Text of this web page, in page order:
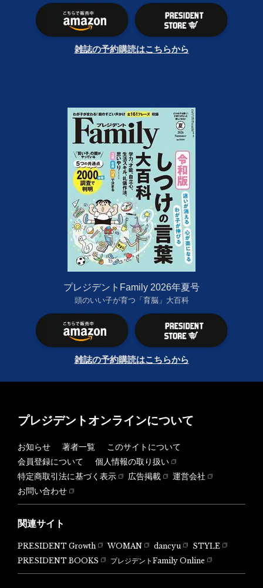
雑誌の予約購読はこちらから
プレジデントFamily 2026年夏号
頭のいい子が育つ「育脳」大百科
雑誌の予約購読はこちらから
プレジデントオンラインについて
お知らせ 著者一覧
このサイトについて
会員登録について
個人情報の取り扱い
特定商取引法に基づく表示
広告掲載
運営会社
お問い合わせ
関連サイト
PRESIDENT Growth WOMAN dancyu
STYLE
PRESIDENT BOOKS
プレジデントFamily Online